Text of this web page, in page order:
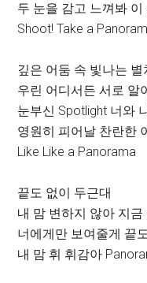
두 눈을 감고 느껴봐 이
Shoot! Take a
깊은 어둠 속 빛나는 별
우린 어디서든 서로 알
눈부신 Spotlight 너와
영원히 피어날 찬란한
Like Like a Panorama
끝도 없이 두근대
내 맘 변하지 않아 지금
너에게만 보여줄게 끝
내 맘 휘 휘감아